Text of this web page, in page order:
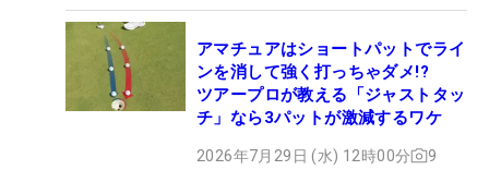
アマチュアはショートパットでライ
ンを消して強く打っちゃダメ!?
ツアープロが教える「ジャストタッ
チ」なら3パットが激減するワケ
2026年7月29日 (水) 12時00分 9